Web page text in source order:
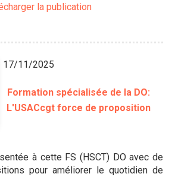
la publication
17/11/2025
Formation spécialisée de la DO:
L'USACcgt force de proposition
à cette FS (HSCT) DO avec de
pour améliorer le quotidien de